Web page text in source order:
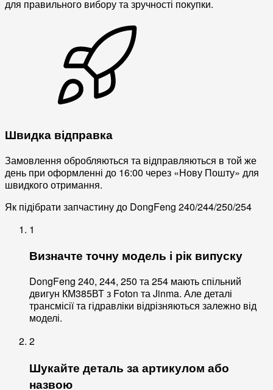
для правильного вибору та зручності покупки.
Швидка відправка
Замовлення обробляються та відправляються в той же
день при оформленні до 16:00 через «Нову Пошту» для
швидкого отримання.
Як підібрати запчастину до DongFeng 240/244/250/254
1
Визначте точну модель і рік випуску
DongFeng 240, 244, 250 та 254 мають спільний
двигун КМ385ВТ з Foton та Jinma. Але деталі
трансмісії та гідравліки відрізняються залежно від
моделі.
2
Шукайте деталь за артикулом або
назвою